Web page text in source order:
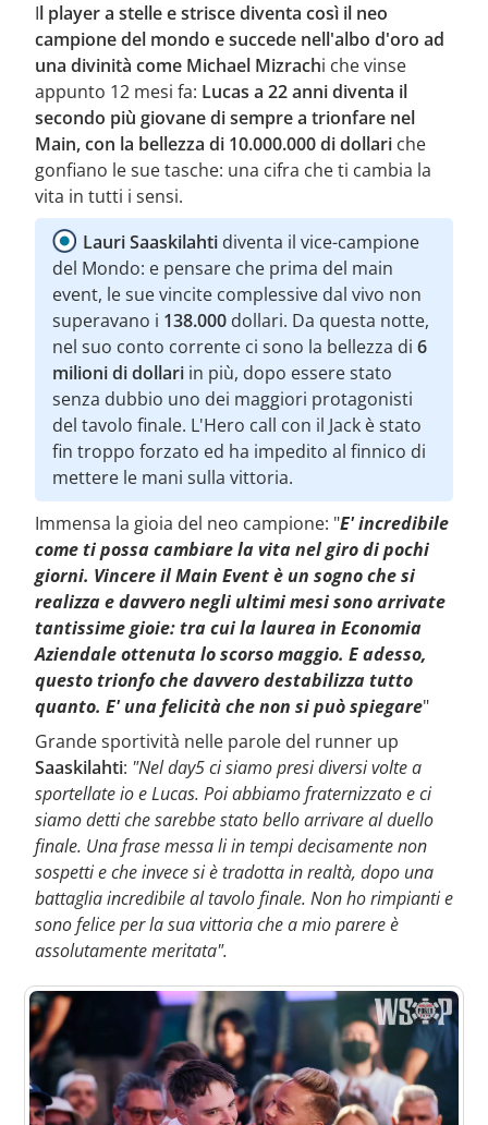
Il player a stelle e strisce diventa così il neo
campione del mondo e succede nell'albo d'oro ad
una divinità come Michael Mizrachi che vinse
appunto 12 mesi fa: Lucas a 22 anni diventa il
secondo più giovane di sempre a trionfare nel
Main, con la bellezza di 10.000.000 di dollari che
gonfiano le sue tasche: una cifra che ti cambia la
vita in tutti i sensi.
Lauri Saaskilahti diventa il vice-campione
del Mondo: e pensare che prima del main
event, le sue vincite complessive dal vivo non
superavano i 138.000 dollari. Da questa notte,
nel suo conto corrente ci sono la bellezza di 6
milioni di dollari in più, dopo essere stato
senza dubbio uno dei maggiori protagonisti
del tavolo finale. L'Hero call con il Jack è stato
fin troppo forzato ed ha impedito al finnico di
mettere le mani sulla vittoria.
Immensa la gioia del neo campione: "E' incredibile
come ti possa cambiare la vita nel giro di pochi
giorni. Vincere il Main Event è un sogno che si
realizza e davvero negli ultimi mesi sono arrivate
tantissime gioie: tra cui la laurea in Economia
Aziendale ottenuta lo scorso maggio. E adesso,
questo trionfo che davvero destabilizza tutto
quanto. E' una felicità che non si può spiegare"
Grande sportività nelle parole del runner up
Saaskilahti: "Nel day5 ci siamo presi diversi volte a
sportellate io e Lucas. Poi abbiamo fraternizzato e ci
siamo detti che sarebbe stato bello arrivare al duello
finale. Una frase messa li in tempi decisamente non
sospetti e che invece si è tradotta in realtà, dopo una
battaglia incredibile al tavolo finale. Non ho rimpianti e
sono felice per la sua vittoria che a mio parere è
assolutamente meritata".